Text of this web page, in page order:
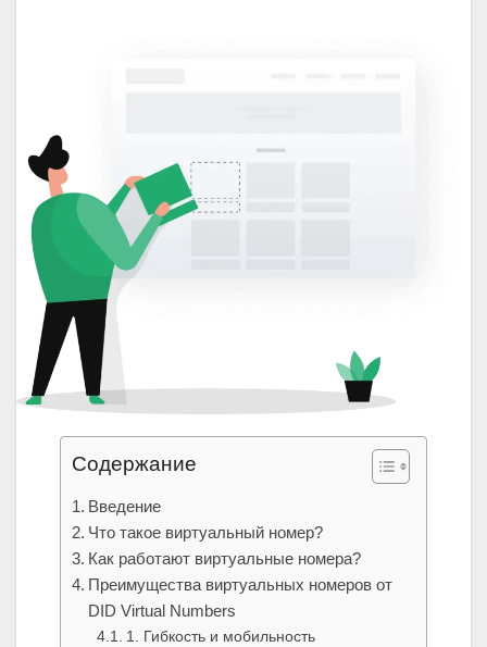
Содержание
Введение
Что такое виртуальный номер?
Как работают виртуальные номера?
Преимущества виртуальных номеров от
DID Virtual Numbers
1. Гибкость и мобильность